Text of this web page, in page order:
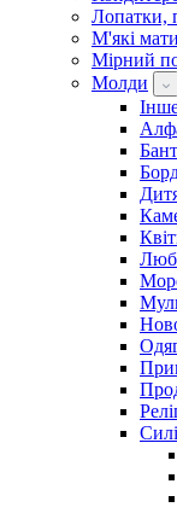
Лопатки,
М'які
Мірний
Молди